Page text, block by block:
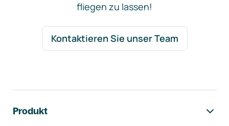
fliegen zu lassen!
Kontaktieren Sie unser Team
Produkt